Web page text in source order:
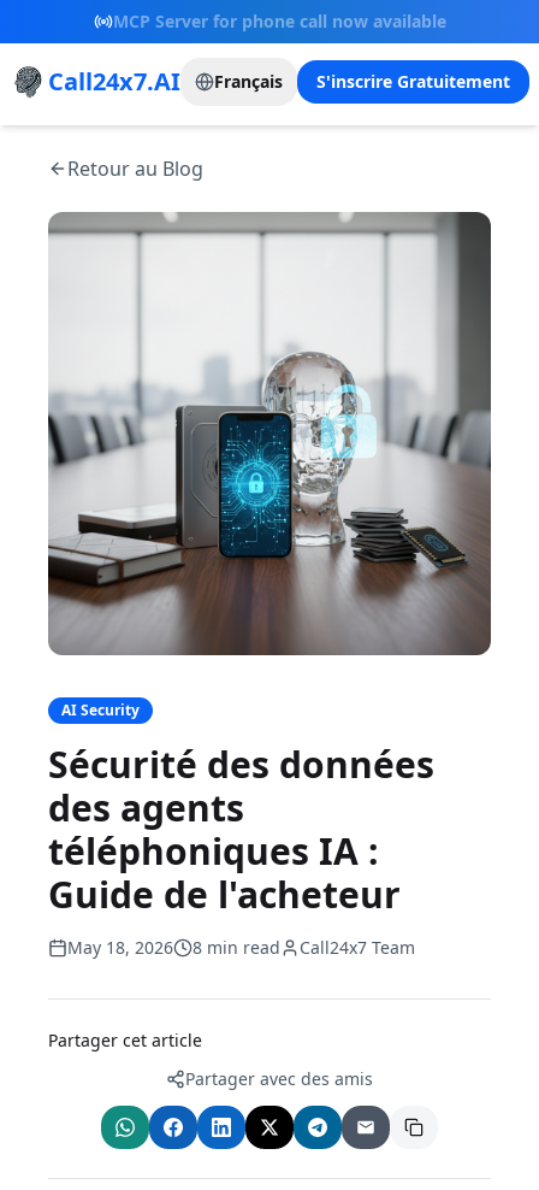
New Referral Program - Join now and grow with
us!
Call24x7.AI Français S'inscrire Gratuitement
Retour au Blog
AI Security
Sécurité des données
des agents
téléphoniques IA :
Guide de l'acheteur
May 18, 2026 8 min read Call24x7 Team
Partager cet article
Partager avec des amis